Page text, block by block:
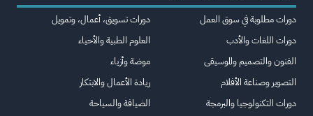
دورات مطلوبة في سوق العمل
دورات اللغات والأدب
الفنون والتصميم والموسيقى
التصوير وصناعة الأفلام
دورات التكنولوجيا والبرمجة
دورات تسويق، أعمال، وتمويل
العلوم الطبية والأحياء
موضة وأزياء
ريادة الأعمال والابتكار
الضيافة والسياحة